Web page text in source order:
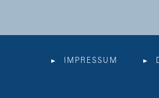
IMPRESSUM